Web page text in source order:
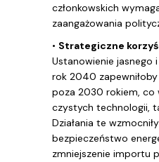
członkowskich
zaangażowania
• Strategiczne
Ustanowienie jasnego
rok 2040
poza 2030 rokiem, co
czystych technologii,
Działania te
bezpieczeństwo
zmniejszenie importu